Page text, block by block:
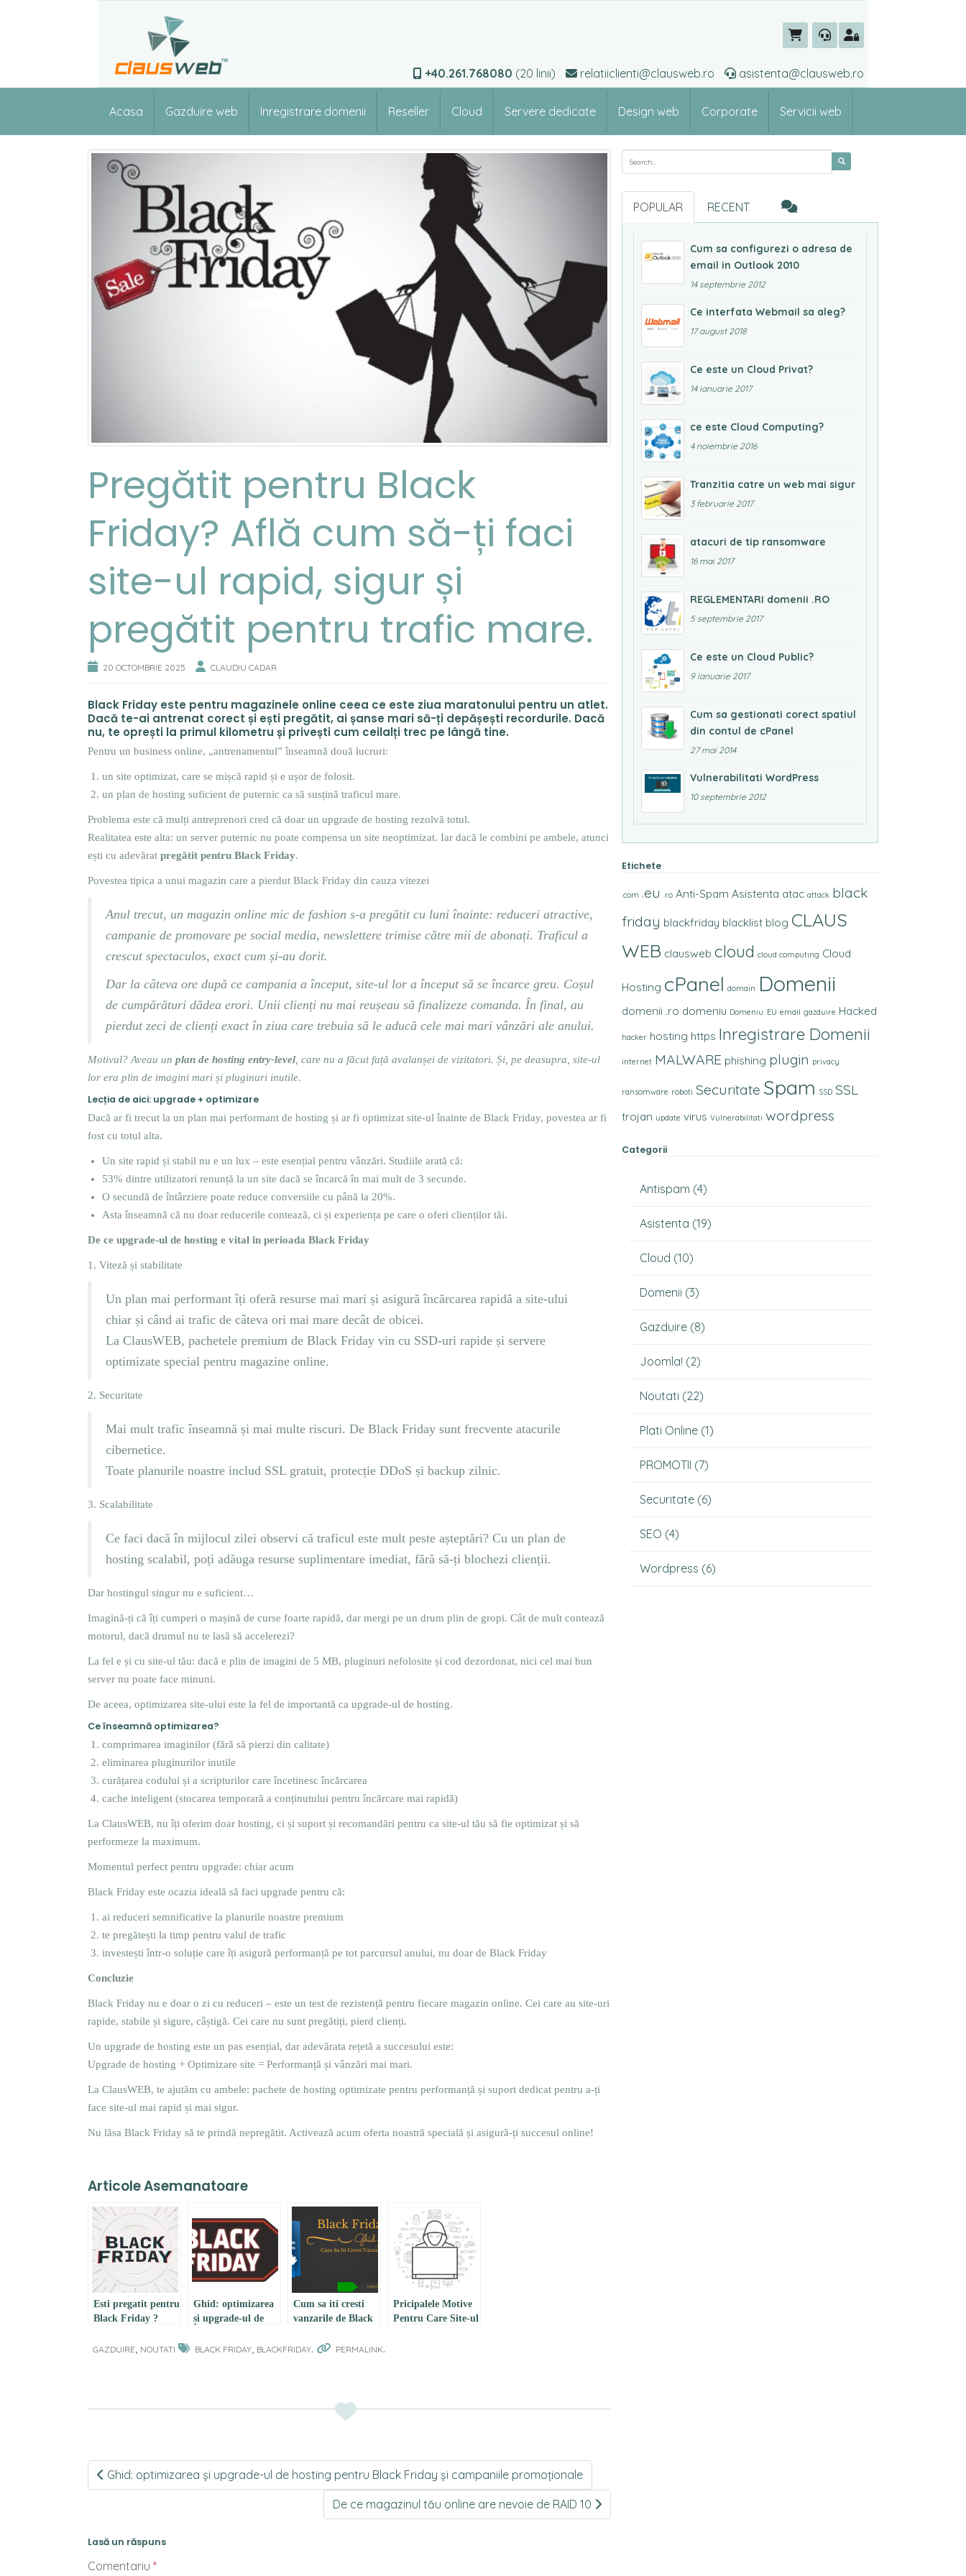
+40.261.768080 (20 linii) relatiiclienti@clausweb.ro asistenta@clausweb.ro
Acasa Gazduire web Inregistrare domenii Reseller Cloud Servere dedicate Design web Corporate Servicii web
Pregătit pentru Black
Friday? Află cum să-ți faci
site-ul rapid, sigur și
pregătit pentru trafic mare.
20 OCTOMBRIE 2025 CLAUDIU CADAR
Black Friday este pentru magazinele online ceea ce este ziua maratonului pentru un atlet.
Dacă te-ai antrenat corect și ești pregătit, ai șanse mari să-ți depășești recordurile. Dacă
nu, te oprești la primul kilometru și privești cum ceilalți trec pe lângă tine.
Pentru un business online, „antrenamentul” înseamnă două lucruri:
un site optimizat, care se mișcă rapid și e ușor de folosit.
un plan de hosting suficient de puternic ca să susțină traficul mare.
Problema este că mulți antreprenori cred că doar un upgrade de hosting rezolvă totul.
Realitatea este alta: un server puternic nu poate compensa un site neoptimizat. Iar dacă le combini pe ambele, atunci
ești cu adevărat pregătit pentru Black Friday.
Povestea tipica a unui magazin care a pierdut Black Friday din cauza vitezei
Anul trecut, un magazin online mic de fashion s-a pregătit cu luni înainte: reduceri atractive,
campanie de promovare pe social media, newslettere trimise către mii de abonați. Traficul a
crescut spectaculos, exact cum și-au dorit.
Dar la câteva ore după ce campania a început, site-ul lor a început să se încarce greu. Coșul
de cumpărături dădea erori. Unii clienți nu mai reușeau să finalizeze comanda. În final, au
pierdut zeci de clienți exact în ziua care trebuia să le aducă cele mai mari vânzări ale anului.
Motivul? Aveau un plan de hosting entry-level, care nu a făcut față avalanșei de vizitatori. Și, pe deasupra, site-ul
lor era plin de imagini mari și pluginuri inutile.
Lecția de aici: upgrade + optimizare
Dacă ar fi trecut la un plan mai performant de hosting și ar fi optimizat site-ul înainte de Black Friday, povestea ar fi
fost cu totul alta.
Un site rapid și stabil nu e un lux – este esențial pentru vânzări. Studiile arată că:
53% dintre utilizatori renunță la un site dacă se încarcă în mai mult de 3 secunde.
O secundă de întârziere poate reduce conversiile cu până la 20%.
Asta înseamnă că nu doar reducerile contează, ci și experiența pe care o oferi clienților tăi.
De ce upgrade-ul de hosting e vital în perioada Black Friday
1. Viteză și stabilitate
Un plan mai performant îți oferă resurse mai mari și asigură încărcarea rapidă a site-ului
chiar și când ai trafic de câteva ori mai mare decât de obicei.
La ClausWEB, pachetele premium de Black Friday vin cu SSD-uri rapide și servere
optimizate special pentru magazine online.
2. Securitate
Mai mult trafic înseamnă și mai multe riscuri. De Black Friday sunt frecvente atacurile
cibernetice.
Toate planurile noastre includ SSL gratuit, protecție DDoS și backup zilnic.
3. Scalabilitate
Ce faci dacă în mijlocul zilei observi că traficul este mult peste așteptări? Cu un plan de
hosting scalabil, poți adăuga resurse suplimentare imediat, fără să-ți blochezi clienții.
Dar hostingul singur nu e suficient…
Imagină-ți că îți cumperi o mașină de curse foarte rapidă, dar mergi pe un drum plin de gropi. Cât de mult contează
motorul, dacă drumul nu te lasă să accelerezi?
La fel e și cu site-ul tău: dacă e plin de imagini de 5 MB, pluginuri nefolosite și cod dezordonat, nici cel mai bun
server nu poate face minuni.
De aceea, optimizarea site-ului este la fel de importantă ca upgrade-ul de hosting.
Ce înseamnă optimizarea?
comprimarea imaginilor (fără să pierzi din calitate)
eliminarea pluginurilor inutile
curățarea codului și a scripturilor care încetinesc încărcarea
cache inteligent (stocarea temporară a conținutului pentru încărcare mai rapidă)
La ClausWEB, nu îți oferim doar hosting, ci și suport și recomandări pentru ca site-ul tău să fie optimizat și să
performeze la maximum.
Momentul perfect pentru upgrade: chiar acum
Black Friday este ocazia ideală să faci upgrade pentru că:
ai reduceri semnificative la planurile noastre premium
te pregătești la timp pentru valul de trafic
investești într-o soluție care îți asigură performanță pe tot parcursul anului, nu doar de Black Friday
Concluzie
Black Friday nu e doar o zi cu reduceri – este un test de rezistență pentru fiecare magazin online. Cei care au site-uri
rapide, stabile și sigure, câștigă. Cei care nu sunt pregătiți, pierd clienți.
Un upgrade de hosting este un pas esențial, dar adevărata rețetă a succesului este:
Upgrade de hosting + Optimizare site = Performanță și vânzări mai mari.
La ClausWEB, te ajutăm cu ambele: pachete de hosting optimizate pentru performanță și suport dedicat pentru a-ți
face site-ul mai rapid și mai sigur.
Nu lăsa Black Friday să te prindă nepregătit. Activează acum oferta noastră specială și asigură-ți succesul online!
Articole Asemanatoare
Esti pregatit pentru
Black Friday ?
Ghid: optimizarea
și upgrade-ul de
Black Friday și
Cum sa iti cresti
vanzarile de Black
Pricipalele Motive
Pentru Care Site-ul
GAZDUIRE, NOUTATI BLACK FRIDAY, BLACKFRIDAY. PERMALINK.
Post
navigation
Ghid: optimizarea și upgrade-ul de hosting pentru Black Friday și campaniile promoționale
De ce magazinul tău online are nevoie de RAID 10
Lasă un răspuns
Comentariu *
Search for:
POPULAR RECENT
Cum sa configurezi o adresa de
email in Outlook 2010
14 septembrie 2012
Ce interfata Webmail sa aleg?
17 august 2018
Ce este un Cloud Privat?
14 ianuarie 2017
ce este Cloud Computing?
4 noiembrie 2016
Tranzitia catre un web mai sigur
3 februarie 2017
atacuri de tip ransomware
16 mai 2017
REGLEMENTARI domenii .RO
5 septembrie 2017
Ce este un Cloud Public?
9 ianuarie 2017
Cum sa gestionati corect spatiul
din contul de cPanel
27 mai 2014
Vulnerabilitati WordPress
10 septembrie 2012
Etichete
.com .eu .ro Anti-Spam Asistenta atac attack black
friday blackfriday blacklist blog CLAUS
WEB clausweb cloud cloud computing Cloud
Hosting cPanel domain Domenii
domenii .ro domeniu Domeniu .EU email gazduire Hacked
hacker hosting https Inregistrare Domenii
internet MALWARE phishing plugin privacy
ransomware roboti Securitate Spam SSD SSL
trojan update virus Vulnerabilitati wordpress
Categorii
Antispam (4)
Asistenta (19)
Cloud (10)
Domenii (3)
Gazduire (8)
Joomla! (2)
Noutati (22)
Plati Online (1)
PROMOTII (7)
Securitate (6)
SEO (4)
Wordpress (6)